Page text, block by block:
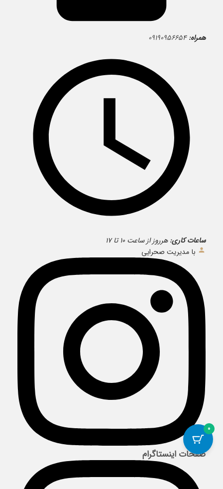
همراه: ۰۹۱۹۰۹۵۶۶۵۴
ساعات کاری: هرروز از ساعت ۱۰ تا ۱۷
با مدیریت صحرایی
صفحات اینستاگرام
0